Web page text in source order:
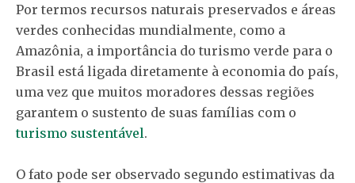
Por termos recursos naturais preservados e áreas
verdes conhecidas mundialmente, como a
Amazônia, a importância do turismo verde para o
Brasil está ligada diretamente à economia do país,
uma vez que muitos moradores dessas regiões
garantem o sustento de suas famílias com o
turismo sustentável.
O fato pode ser observado segundo estimativas da